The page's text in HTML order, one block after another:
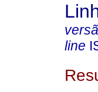
line